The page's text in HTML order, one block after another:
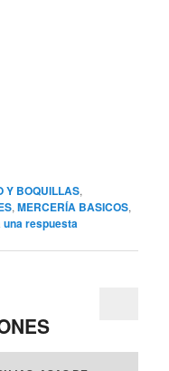
Y BOQUILLAS,
,MERCERÍA BASICOS,
una respuesta